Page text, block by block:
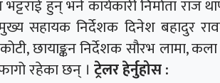
हुन् भने कार्यकारी निर्माता राज
सहायक निर्देशक दिनेश बहादुर
छायाङ्कन निर्देशक सौरभ लामा,
रहेका छन् । ट्रेलर हेर्नुहोस :